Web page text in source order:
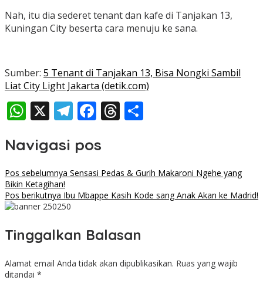
Nah, itu dia sederet tenant dan kafe di Tanjakan 13,
Kuningan City beserta cara menuju ke sana.
Sumber: 5 Tenant di Tanjakan 13, Bisa Nongki Sambil
Liat City Light Jakarta (detik.com)
WhatsApp
X Telegram
Facebook
Threads
Navigasi pos
Pos sebelumnya Sensasi Pedas & Gurih Makaroni Ngehe yang
Bikin Ketagihan!
Pos berikutnya Ibu Mbappe Kasih Kode sang Anak Akan ke Madrid!
Tinggalkan Balasan
Alamat email Anda tidak akan dipublikasikan. Ruas yang wajib
ditandai *